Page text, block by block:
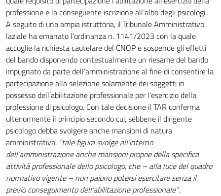
professione e la conseguente iscrizione all’albo degli psicologi.
A seguito di una ampia istruttoria, il Tribunale Amministrativo
laziale ha emanato l’ordinanza n. 1141/2023 con la quale
accoglie la richiesta cautelare del CNOP e sospende gli effetti
del bando disponendo contestualmente un riesame del bando
impugnato da parte dell’amministrazione al fine di consentire la
partecipazione alla selezione solamente dei soggetti in
possesso dell’abilitazione professionale per l’esercizio della
professione di psicologo. Con tale decisione il TAR conferma
ulteriormente il principio secondo cui, sebbene il dirigente
psicologo debba svolgere anche mansioni di natura
amministrativa, “tale figura svolge all’interno
dell’amministrazione anche mansioni proprie della specifica
attività professionale dello psicologo, che – alla luce del quadro
normativo vigente – non paiono potersi esercitare senza il
previo conseguimento dell’abilitazione professionale”.